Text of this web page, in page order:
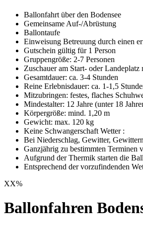
Ballonfahrt über den Bodensee
Gemeinsame Auf-/Abrüstung
Ballontaufe
Einweisung Betreuung durch einen
Gutschein gültig für 1 Person
Gruppengröße: 2-7 Personen
Zuschauer am Start- oder
Gesamtdauer: ca. 3-4 Stunden
Reine Erlebnisdauer: ca. 1-1,5
Mitzubringen: festes, flaches
Mindestalter: 12 Jahre (unter 18
Körpergröße: mind. 1,20 m
Gewicht: max. 120 kg
Keine Schwangerschaft Wetter :
Bei Niederschlag, Gewitter,
Ganzjährig zu bestimmten Terminen
Aufgrund der Thermik starten die
Entsprechend der vorzufindenden
XX%
Ballonfahren